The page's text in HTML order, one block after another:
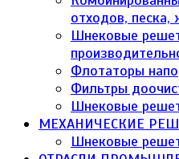
отходов, песка,
Шнековые
Флотаторы
Фильтры
Шнековые
МЕХАНИЧЕСКИЕ
Шнековые